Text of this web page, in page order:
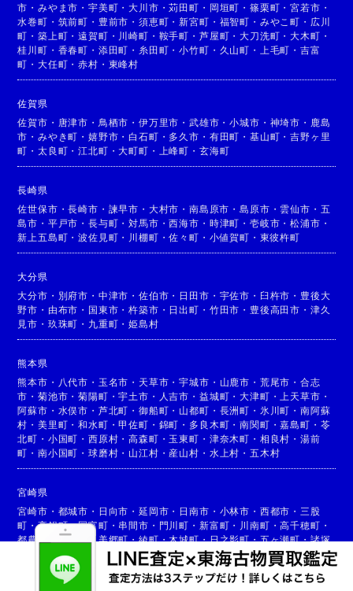
市 ・みやま市 ・宇美町 ・大川市 ・苅田町 ・ 岡垣町 ・ 篠栗町 ・宮若市 ・
水巻町 ・ 筑前町 ・ 豊前市 ・須恵町 ・新宮町 ・ 福智町 ・ みやこ町 ・ 広川
町 ・築上町 ・遠賀町 ・ 川崎町 ・ 鞍手町 ・ 芦屋町 ・大刀洗町 ・大木町 ・
桂川町 ・ 香春町 ・ 添田町 ・ 糸田町 ・小竹町 ・ 久山町 ・ 上毛町 ・ 吉富
町 ・大任町 ・赤村 ・ 東峰村
佐賀県
佐賀市 ・ 唐津市 ・ 鳥栖市 ・伊万里市 ・武雄市 ・小城市 ・ 神埼市 ・ 鹿島
市 ・みやき町 ・嬉野市 ・ 白石町 ・ 多久市 ・ 有田町 ・ 基山町 ・吉野ヶ里
町 ・太良町 ・江北町 ・大町町 ・ 上峰町 ・ 玄海町
長崎県
佐世保市 ・長崎市 ・ 諫早市 ・ 大村市 ・南島原市 ・島原市 ・ 雲仙市 ・ 五
島市 ・ 平戸市 ・長与町 ・対馬市 ・西海市 ・ 時津町 ・ 壱岐市 ・松浦市 ・
新上五島町 ・波佐見町 ・ 川棚町 ・佐々町 ・ 小値賀町 ・ 東彼杵町
大分県
大分市 ・ 別府市 ・ 中津市 ・佐伯市 ・ 日田市 ・ 宇佐市 ・ 臼杵市 ・ 豊後大
野市 ・ 由布市 ・ 国東市 ・杵築市 ・ 日出町 ・ 竹田市 ・ 豊後高田市 ・ 津久
見市 ・ 玖珠町 ・ 九重町 ・姫島村
熊本県
熊本市 ・ 八代市 ・ 玉名市 ・ 天草市 ・宇城市 ・ 山鹿市 ・ 荒尾市 ・ 合志
市 ・菊池市 ・菊陽町 ・宇土市 ・ 人吉市 ・ 益城町 ・大津町 ・ 上天草市 ・
阿蘇市 ・ 水俣市 ・ 芦北町 ・御船町 ・ 山都町 ・ 長洲町 ・ 氷川町 ・ 南阿蘇
村 ・美里町 ・和水町 ・甲佐町 ・ 錦町 ・ 多良木町 ・南関町 ・嘉島町 ・ 苓
北町 ・ 小国町 ・西原村 ・高森町 ・ 玉東町 ・ 津奈木町 ・ 相良村 ・ 湯前
町 ・南小国町 ・球磨村 ・ 山江村 ・ 産山村 ・ 水上村 ・ 五木村
宮崎県
宮崎市 ・ 都城市 ・ 日向市 ・延岡市 ・ 日南市 ・ 小林市 ・ 西都市 ・ 三股
町 ・高鍋町・国富町 ・ 串間市 ・ 門川町 ・ 新富町 ・ 川南町 ・高千穂町 ・
都農町
高原町 ・美郷町・綾町・木城町・日之影町・五ヶ瀬町・諸塚
椎葉村・ 西米良村